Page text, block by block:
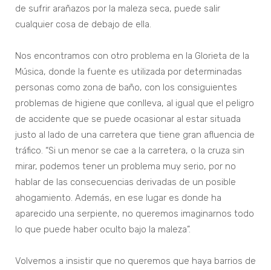
de sufrir arañazos por la maleza seca, puede salir
cualquier cosa de debajo de ella.
Nos encontramos con otro problema en la Glorieta de la
Música, donde la fuente es utilizada por determinadas
personas como zona de baño, con los consiguientes
problemas de higiene que conlleva, al igual que el peligro
de accidente que se puede ocasionar al estar situada
justo al lado de una carretera que tiene gran afluencia de
tráfico. “Si un menor se cae a la carretera, o la cruza sin
mirar, podemos tener un problema muy serio, por no
hablar de las consecuencias derivadas de un posible
ahogamiento. Además, en ese lugar es donde ha
aparecido una serpiente, no queremos imaginarnos todo
lo que puede haber oculto bajo la maleza”.
Volvemos a insistir que no queremos que haya barrios de